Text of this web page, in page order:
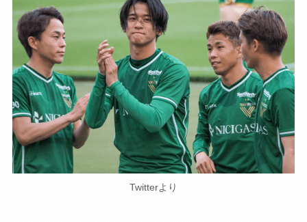
Twitterより